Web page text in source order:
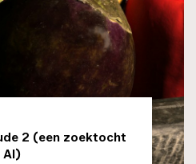
2 (een zoektocht
AI)